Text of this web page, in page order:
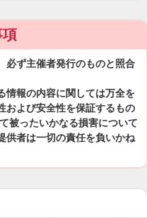
項
必ず主催者発行のものと照合
情報の内容に関しては万全を
および安全性を保証するもの
被ったいかなる損害について
供者は一切の責任を負いかね